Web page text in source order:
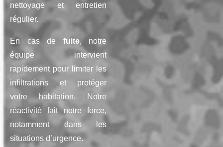
nettoyage et entretien
régulier.
En cas de fuite, notre
équipe intervient
rapidement pour limiter les
infiltrations et protéger
votre habitation. Notre
réactivité fait notre force,
notamment dans les
situations d’urgence.